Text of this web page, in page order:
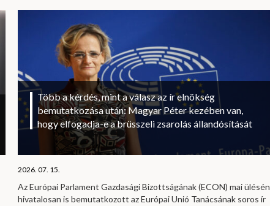
Több a kérdés, mint a válasz az ír elnökség
bemutatkozása után: Magyar Péter kezében van,
hogy elfogadja-e a brüsszeli zsarolás állandósítását
2026. 07. 15.
Az Európai Parlament Gazdasági Bizottságának (ECON) mai ülésén
hivatalosan is bemutatkozott az Európai Unió Tanácsának soros ír